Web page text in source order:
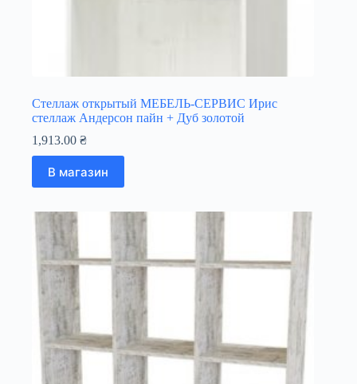
Стеллаж открытый МЕБЕЛЬ-СЕРВИС Ирис
стеллаж Андерсон пайн + Дуб золотой
1,913.00 ₴
В магазин